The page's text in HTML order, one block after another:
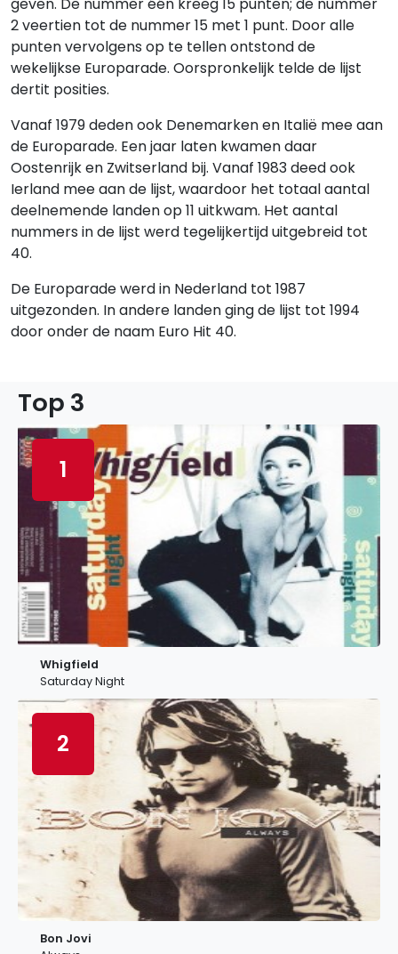
2 veertien tot de nummer 15 met 1 punt. Door alle
punten vervolgens op te tellen ontstond de
wekelijkse Europarade. Oorspronkelijk telde de lijst
dertit posities.
Vanaf 1979 deden ook Denemarken en Italië mee aan
de Europarade. Een jaar laten kwamen daar
Oostenrijk en Zwitserland bij. Vanaf 1983 deed ook
Ierland mee aan de lijst, waardoor het totaal aantal
deelnemende landen op 11 uitkwam. Het aantal
nummers in de lijst werd tegelijkertijd uitgebreid tot
40.
De Europarade werd in Nederland tot 1987
uitgezonden. In andere landen ging de lijst tot 1994
door onder de naam Euro Hit 40.
Top 3
1
Whigfield
Saturday Night
2
Bon Jovi